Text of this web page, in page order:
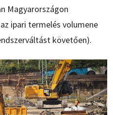
Magyarországon
ipari termelés volumene
követően).